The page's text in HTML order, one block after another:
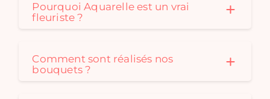
Pourquoi Aquarelle est un vrai
fleuriste ?
Comment sont réalisés nos
bouquets ?